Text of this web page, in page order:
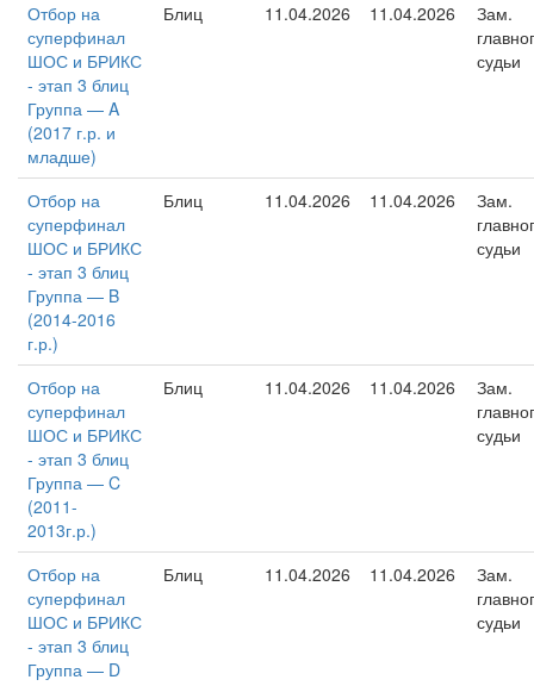
Отбор на
суперфинал
ШОС и БРИКС
- этап 3 блиц
Группа — A
(2017 г.р. и
младше)
Блиц 11.04.2026 11.04.2026
Зам.
судьи
Отбор на
суперфинал
ШОС и БРИКС
- этап 3 блиц
Группа — B
(2014-2016
г.р.)
Блиц 11.04.2026 11.04.2026
Зам.
судьи
Отбор на
суперфинал
ШОС и БРИКС
- этап 3 блиц
Группа — C
(2011-
2013г.р.)
Блиц 11.04.2026 11.04.2026
Зам.
судьи
Отбор на
суперфинал
ШОС и БРИКС
- этап 3 блиц
Группа — D
Блиц 11.04.2026 11.04.2026
Зам.
судьи